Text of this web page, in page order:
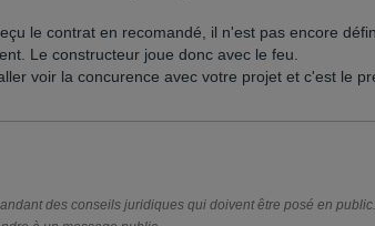
le contrat en recomandé, il n'est pas encore
Le constructeur joue donc avec le feu.
voir la concurence avec votre projet et c'est le
des conseils juridiques qui doivent être posé en